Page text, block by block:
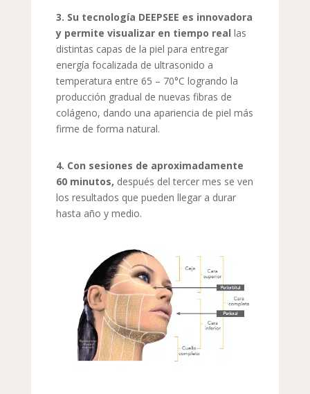
3. Su tecnología DEEPSEE es innovadora
y permite visualizar en tiempo real las
distintas capas de la piel para entregar
energía focalizada de ultrasonido a
temperatura entre 65 – 70°C logrando la
producción gradual de nuevas fibras de
colágeno, dando una apariencia de piel más
firme de forma natural.
4. Con sesiones de aproximadamente
60 minutos, después del tercer mes se ven
los resultados que pueden llegar a durar
hasta año y medio.